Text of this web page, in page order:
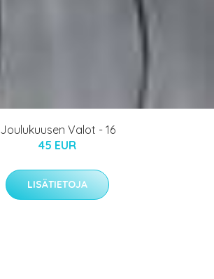
Joulukuusen Valot - 16
45 EUR
LISÄTIETOJA